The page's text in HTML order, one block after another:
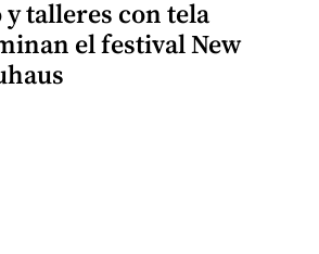
talleres con tela
el festival New